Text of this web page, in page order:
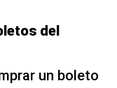
del
un boleto